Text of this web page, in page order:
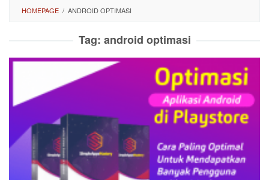
HOMEPAGE / ANDROID OPTIMASI
Tag: android optimasi